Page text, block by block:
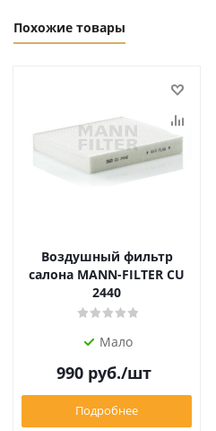
Похожие товары
Воздушный фильтр
салона MANN-FILTER CU
2440
Мало
990руб./шт
Подробнее